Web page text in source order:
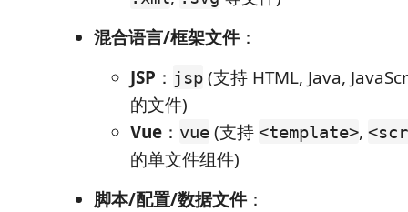
混合语言/框架文件 ：
JSP ： jsp (支持 HTML, Java,
的文件)
Vue ： vue (支持 <template>,
的单文件组件)
脚本/配置/数据文件 ：